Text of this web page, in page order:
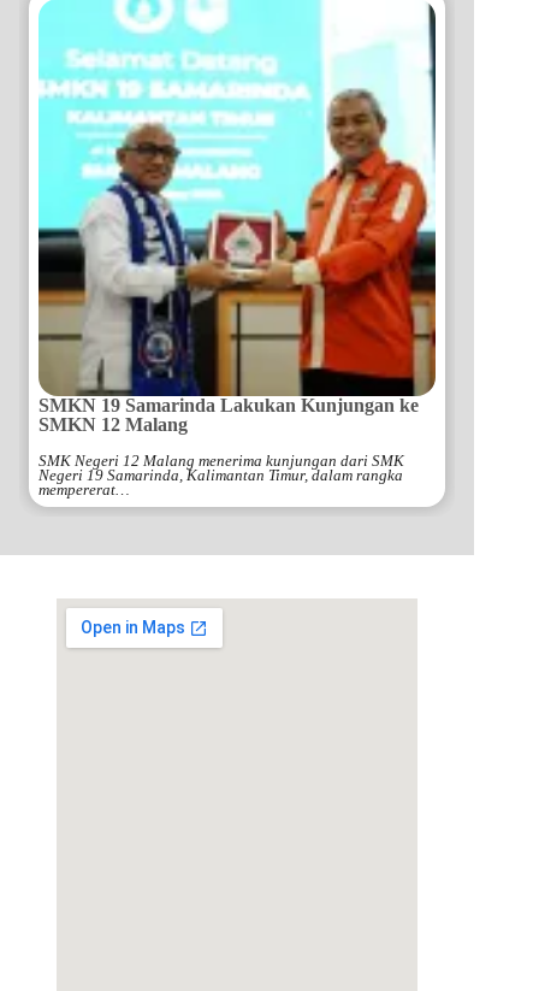
SMKN 19 Samarinda Lakukan Kunjungan ke
SMKN 12 Malang
SMK Negeri 12 Malang menerima kunjungan dari SMK
Negeri 19 Samarinda, Kalimantan Timur, dalam rangka
mempererat…